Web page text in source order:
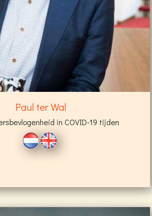
Paul ter Wal
in COVID-19 tijden